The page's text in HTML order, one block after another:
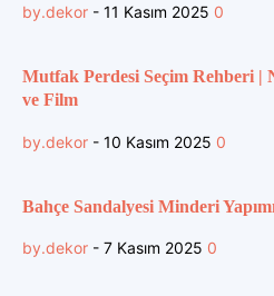
by.dekor - 11 Kasım 2025 0
Mutfak Perdesi Seçim Rehberi |
ve Film
by.dekor - 10 Kasım 2025 0
Bahçe Sandalyesi Minderi
by.dekor - 7 Kasım 2025 0